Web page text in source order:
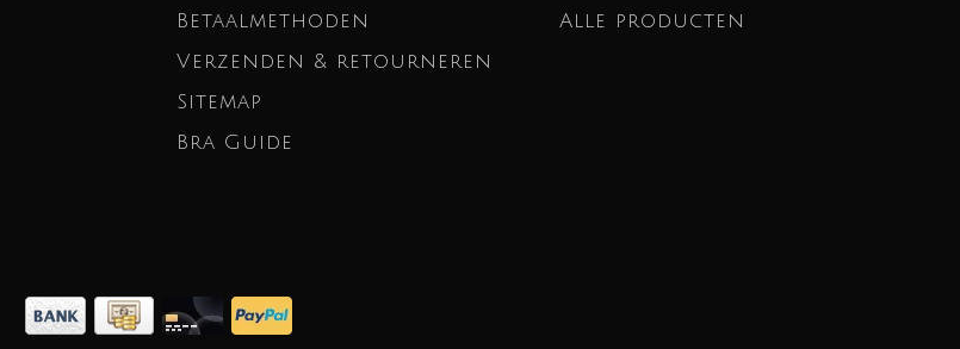
Betaalmethoden
Verzenden & retourneren
Sitemap
Bra Guide
Alle producten